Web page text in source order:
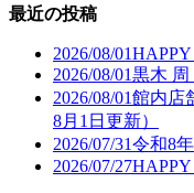
最近の投稿
2026/08/01
2026/08/01黒木 周
2026/08/01館内店
8月1日更新）
2026/07/31令和8
2026/07/27